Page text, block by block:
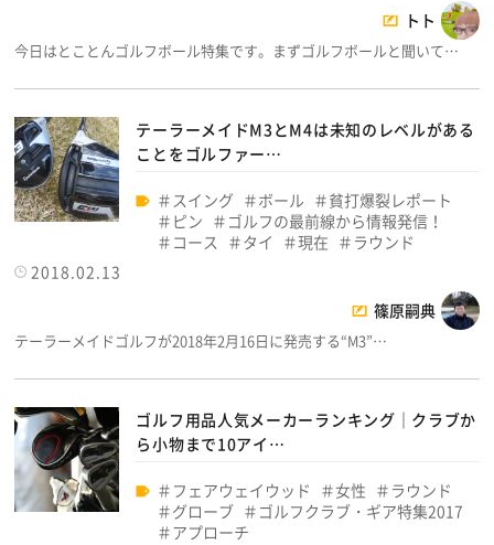
トト
今日はとことんゴルフボール特集です。まずゴルフボールと聞いて…
テーラーメイドM3とM4は未知のレベルがある
ことをゴルファー…
スイング ボール
貧打爆裂レポート
ピン
ゴルフの最前線から情報発信！
コース
タイ 現在
ラウンド
2018.02.13
篠原嗣典
テーラーメイドゴルフが2018年2月16日に発売する“M3”…
ゴルフ用品人気メーカーランキング｜クラブか
ら小物まで10アイ…
フェアウェイウッド 女性
ラウンド
グローブ
ゴルフクラブ・ギア特集2017
アプローチ